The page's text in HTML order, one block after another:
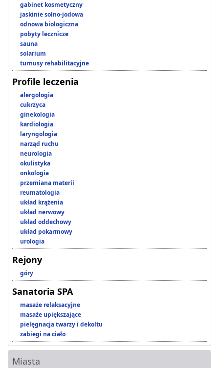
gabinet kosmetyczny
jaskinie solno-jodowa
odnowa biologiczna
pobyty lecznicze
sauna
solarium
turnusy rehabilitacyjne
Profile leczenia
alergologia
cukrzyca
ginekologia
kardiologia
laryngologia
narząd ruchu
neurologia
okulistyka
onkologia
przemiana materii
reumatologia
układ krążenia
układ nerwowy
układ oddechowy
układ pokarmowy
urologia
Rejony
góry
Sanatoria SPA
masaże relaksacyjne
masaże upiększające
pielęgnacja twarzy i dekoltu
zabiegi na ciało
Miasta